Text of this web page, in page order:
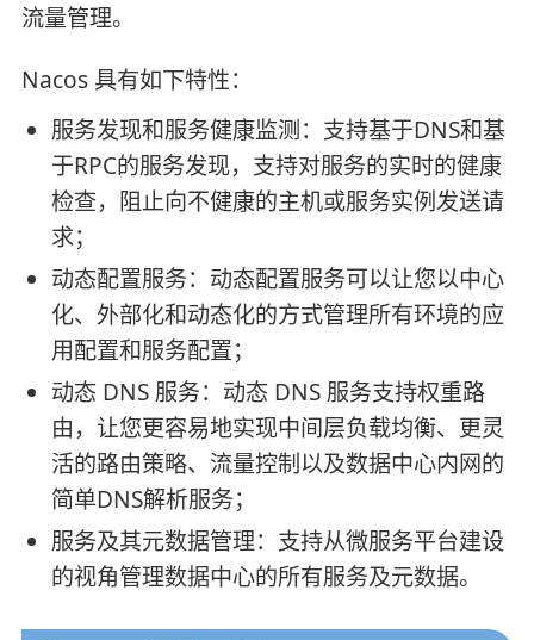
流量管理。
Nacos 具有如下特性：
服务发现和服务健康监测：支持基于DNS和基
于RPC的服务发现，支持对服务的实时的健康
检查，阻止向不健康的主机或服务实例发送请
求；
动态配置服务：动态配置服务可以让您以中心
化、外部化和动态化的方式管理所有环境的应
用配置和服务配置；
动态 DNS 服务：动态 DNS 服务支持权重路
由，让您更容易地实现中间层负载均衡、更灵
活的路由策略、流量控制以及数据中心内网的
简单DNS解析服务；
服务及其元数据管理：支持从微服务平台建设
的视角管理数据中心的所有服务及元数据。